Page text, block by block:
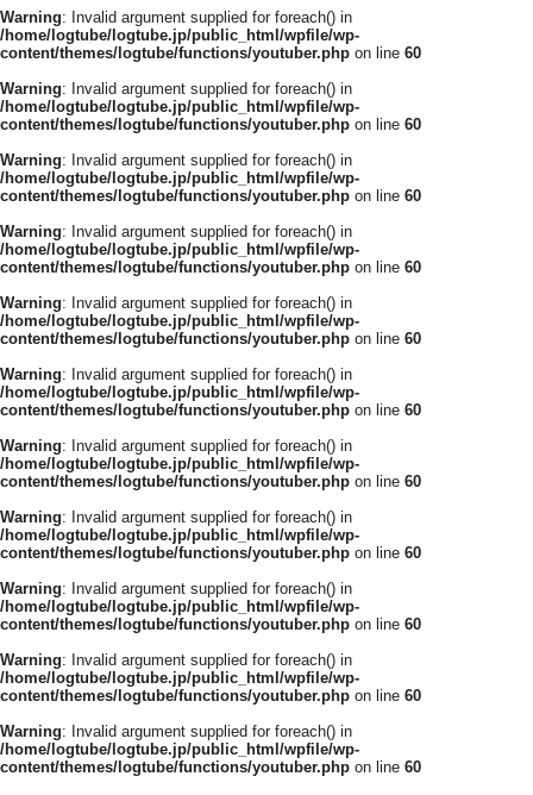
Warning: Invalid argument supplied for foreach() in
/home/logtube/logtube.jp/public_html/wpfile/wp-
content/themes/logtube/functions/youtuber.php on line 60
Warning: Invalid argument supplied for foreach() in
/home/logtube/logtube.jp/public_html/wpfile/wp-
content/themes/logtube/functions/youtuber.php on line 60
Warning: Invalid argument supplied for foreach() in
/home/logtube/logtube.jp/public_html/wpfile/wp-
content/themes/logtube/functions/youtuber.php on line 60
Warning: Invalid argument supplied for foreach() in
/home/logtube/logtube.jp/public_html/wpfile/wp-
content/themes/logtube/functions/youtuber.php on line 60
Warning: Invalid argument supplied for foreach() in
/home/logtube/logtube.jp/public_html/wpfile/wp-
content/themes/logtube/functions/youtuber.php on line 60
Warning: Invalid argument supplied for foreach() in
/home/logtube/logtube.jp/public_html/wpfile/wp-
content/themes/logtube/functions/youtuber.php on line 60
Warning: Invalid argument supplied for foreach() in
/home/logtube/logtube.jp/public_html/wpfile/wp-
content/themes/logtube/functions/youtuber.php on line 60
Warning: Invalid argument supplied for foreach() in
/home/logtube/logtube.jp/public_html/wpfile/wp-
content/themes/logtube/functions/youtuber.php on line 60
Warning: Invalid argument supplied for foreach() in
/home/logtube/logtube.jp/public_html/wpfile/wp-
content/themes/logtube/functions/youtuber.php on line 60
Warning: Invalid argument supplied for foreach() in
/home/logtube/logtube.jp/public_html/wpfile/wp-
content/themes/logtube/functions/youtuber.php on line 60
Warning: Invalid argument supplied for foreach() in
/home/logtube/logtube.jp/public_html/wpfile/wp-
content/themes/logtube/functions/youtuber.php on line 60